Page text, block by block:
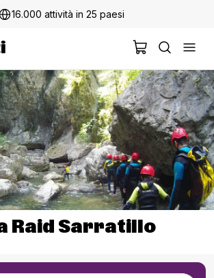
16.000 attività in 25 paesi
Raid Sarratillo